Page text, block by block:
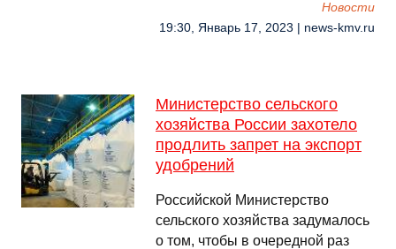
Новости
19:30, Январь 17, 2023 | news-kmv.ru
Министерство сельского
хозяйства России захотело
продлить запрет на экспорт
удобрений
Российской Министерство
сельского хозяйства задумалось
о том, чтобы в очередной раз